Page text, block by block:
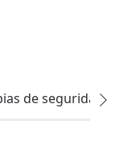
de seguridad y